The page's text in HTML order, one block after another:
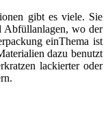
gibt es viele. Sie
Abfüllanlagen, wo der
einThema ist
dazu benutzt
lackierter oder